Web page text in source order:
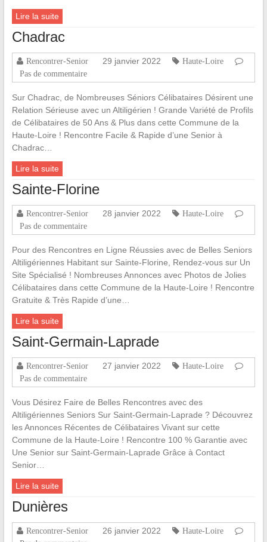
Lire la suite
Chadrac
Rencontrer-Senior 29 janvier 2022
Haute-Loire
Pas de commentaire
Sur Chadrac, de Nombreuses Séniors Célibataires Désirent une
Relation Sérieuse avec un Altiligérien ! Grande Variété de Profils
de Célibataires de 50 Ans & Plus dans cette Commune de la
Haute-Loire ! Rencontre Facile & Rapide d’une Senior à
Chadrac…
Lire la suite
Sainte-Florine
Rencontrer-Senior 28 janvier 2022
Haute-Loire
Pas de commentaire
Pour des Rencontres en Ligne Réussies avec de Belles Seniors
Altiligériennes Habitant sur Sainte-Florine, Rendez-vous sur Un
Site Spécialisé ! Nombreuses Annonces avec Photos de Jolies
Célibataires dans cette Commune de la Haute-Loire ! Rencontre
Gratuite & Très Rapide d’une…
Lire la suite
Saint-Germain-Laprade
Rencontrer-Senior 27 janvier 2022
Haute-Loire
Pas de commentaire
Vous Désirez Faire de Belles Rencontres avec des
Altiligériennes Seniors Sur Saint-Germain-Laprade ? Découvrez
les Annonces Récentes de Célibataires Vivant sur cette
Commune de la Haute-Loire ! Rencontre 100 % Garantie avec
Une Senior sur Saint-Germain-Laprade Grâce à Contact
Senior…
Lire la suite
Dunières
Rencontrer-Senior 26 janvier 2022
Haute-Loire